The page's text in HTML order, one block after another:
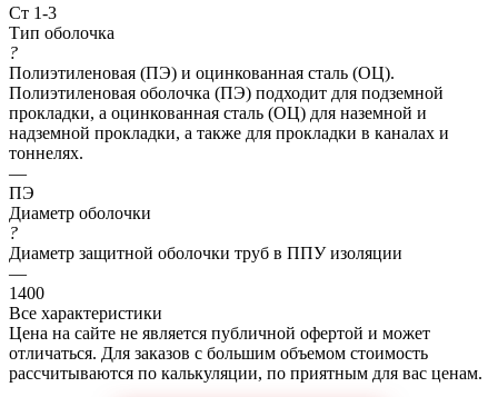
Ст 1-3
Тип оболочка
?
Полиэтиленовая (ПЭ) и оцинкованная сталь (ОЦ).
Полиэтиленовая оболочка (ПЭ) подходит для подземной
прокладки, а оцинкованная сталь (ОЦ) для наземной и
надземной прокладки, а также для прокладки в каналах и
тоннелях.
—
ПЭ
Диаметр оболочки
?
Диаметр защитной оболочки труб в ППУ изоляции
—
1400
Все характеристики
Цена на сайте не является публичной офертой и может
отличаться. Для заказов с большим объемом стоимость
рассчитываются по калькуляции, по приятным для вас ценам.